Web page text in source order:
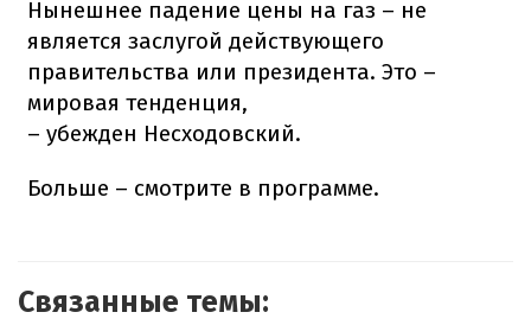
Нынешнее падение цены на газ – не
является заслугой действующего
правительства или президента. Это –
мировая тенденция,
– убежден Несходовский.
Больше – смотрите в программе.
Связанные темы: